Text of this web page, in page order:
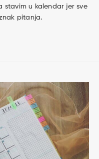
stavim u kalendar jer sve
pitanja.